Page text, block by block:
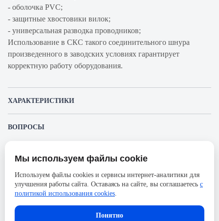
- оболочка PVC;
- защитные хвостовики вилок;
- универсальная разводка проводников;
Использование в СКС такого соединительного шнура
произведенного в заводских условиях гарантирует
корректную работу оборудования.
ХАРАКТЕРИСТИКИ
Производитель
Категория
Оболочка
Длина, м
0.5
ВОПРОСЫ
Пожалуйста, авторизуйтесь, чтобы иметь
возможность оставлять вопросы.
Представленные изображения и характеристики могут отличаться от реального
без предварительного уведомления. Компания АйДистрибьют не несёт
ответственности в случае не соответствия текущей модели товаров фотографиям,
размещённым в карточке товара.
Мы используем файлы cookie
Используем файлы cookies и сервисы интернет-аналитики для
улучшения работы сайта. Оставаясь на сайте, вы соглашаетесь с
политикой использования cookies.
Понятно